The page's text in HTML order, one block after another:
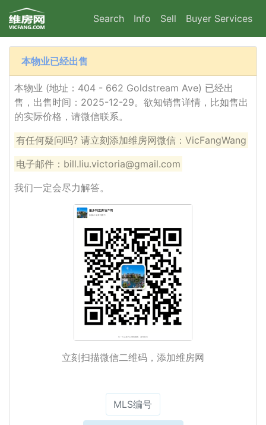
Search Info Sell Buyer Services
本物业已经出售
本物业 (地址：404 - 662 Goldstream Ave) 已经出
售，出售时间：2025-12-29。欲知销售详情，比如售出
的实际价格，请微信联系。
有任何疑问吗? 请立刻添加维房网微信：VicFangWang
电子邮件：bill.liu.victoria@gmail.com
我们一定会尽力解答。
立刻扫描微信二维码，添加维房网